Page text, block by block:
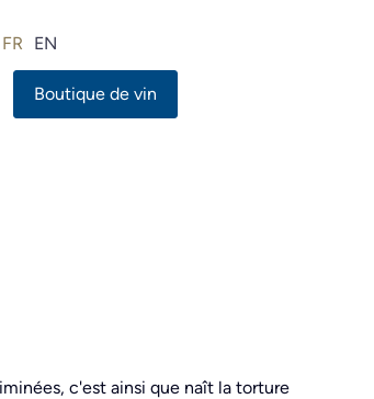
FR EN
Boutique de vin
c'est ainsi que naît la torture